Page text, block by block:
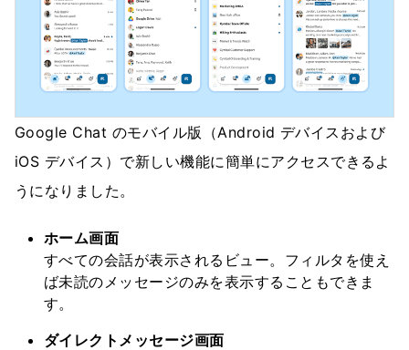
Google Chat のモバイル版（Android デバイスおよび
iOS デバイス）で新しい機能に簡単にアクセスできるよ
うになりました。
ホーム画面
すべての会話が表示されるビュー。フィルタを使え
ば未読のメッセージのみを表示することもできま
す。
ダイレクトメッセージ画面